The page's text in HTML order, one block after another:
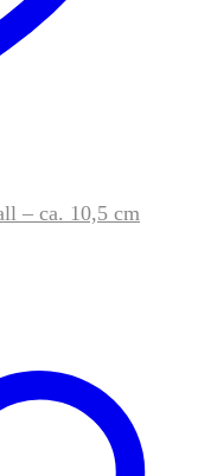
– ca. 10,5 cm